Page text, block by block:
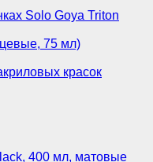
Solo Goya Triton
75 мл)
красок
400 мл, матовые